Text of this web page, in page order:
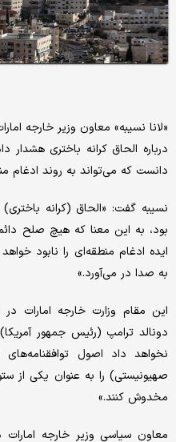
«لانا نسیبه» معاون وزیر خارجه
درباره الحاق کرانه باختری
دانست که می‌تواند به روند ادغام
نسیبه گفت: «الحاق (کرانه
بود، به این معنا که هیچ صلح
به صدا در می‌آورد.»
این مقام وزارت خارجه امارات در
دونالد ترامپ (رئیس جمهور
نخواهد داد اصول توافقنامه‌های
صهیونیستی) را به عنوان یکی از
مخدوش کنند.»
معاون سیاسی وزیر خارجه